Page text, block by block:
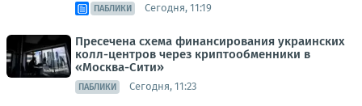
ПАБЛИКИ Сегодня, 11:19
Пресечена схема финансирования украинских
колл-центров через криптообменники в
«Москва-Сити»
ПАБЛИКИ Сегодня, 11:23